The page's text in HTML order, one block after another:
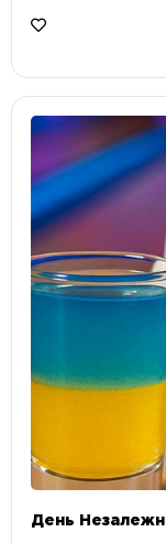
День